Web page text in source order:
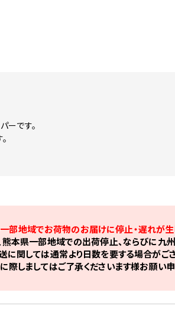
ーです。
一部地域でお荷物のお届けに停止・遅れが生
本県一部地域での出荷停止、ならびに九
に関しては通常より日数を要する場合がござ
際しましてはご了承くださいます様お願い申